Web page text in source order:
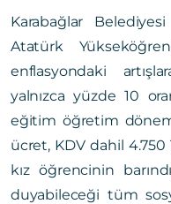
Karabağlar
Atatürk
enflasyondaki
yalnızca yüzde 10
eğitim öğretim
ücret, KDV dahil 4.750
kız öğrencinin
duyabileceği tüm